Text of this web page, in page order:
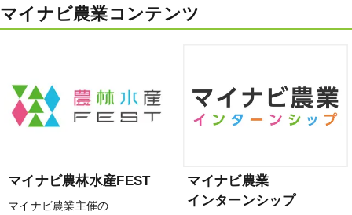
マイナビ農業コンテンツ
マイナビ農林水産FEST
マイナビ農業主催の
マイナビ農業
インターンシップ